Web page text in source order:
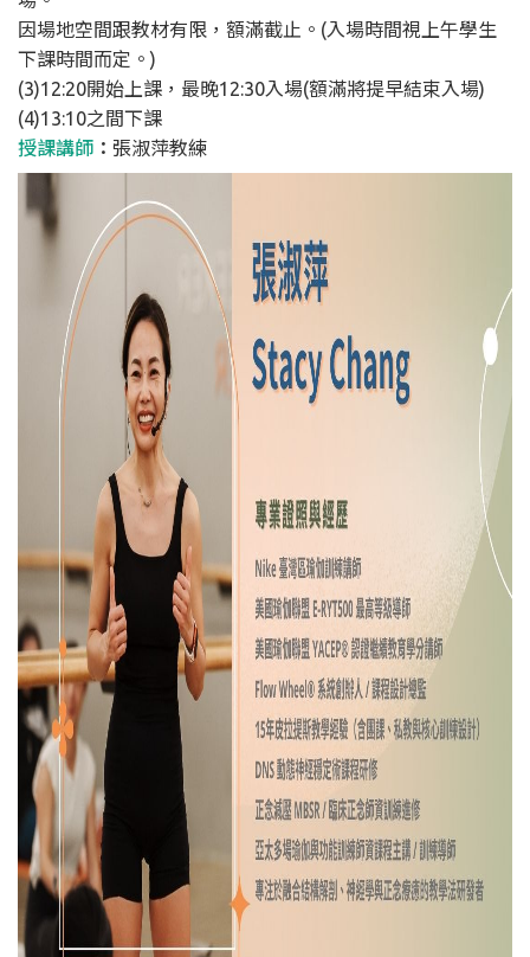
因場地空間跟教材有限，額滿截止。(入場時間視上午學生
下課時間而定。)
(3)12:20開始上課，最晚12:30入場(額滿將提早結束入場)
(4)13:10之間下課
授課講師 ： 張淑萍教練